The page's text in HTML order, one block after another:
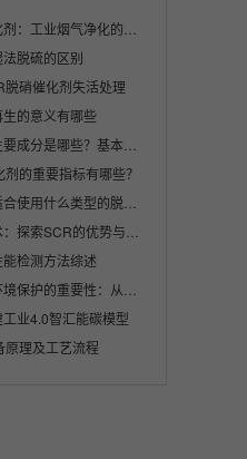
脱硫的区别
硝催化剂失活处理
的意义有哪些
的重要指标有哪些？
检测方法综述
业4.0智汇能碳模型
理及工艺流程